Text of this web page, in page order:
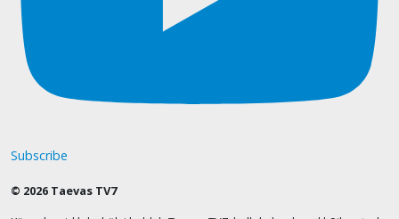
Subscribe
© 2026 Taevas TV7